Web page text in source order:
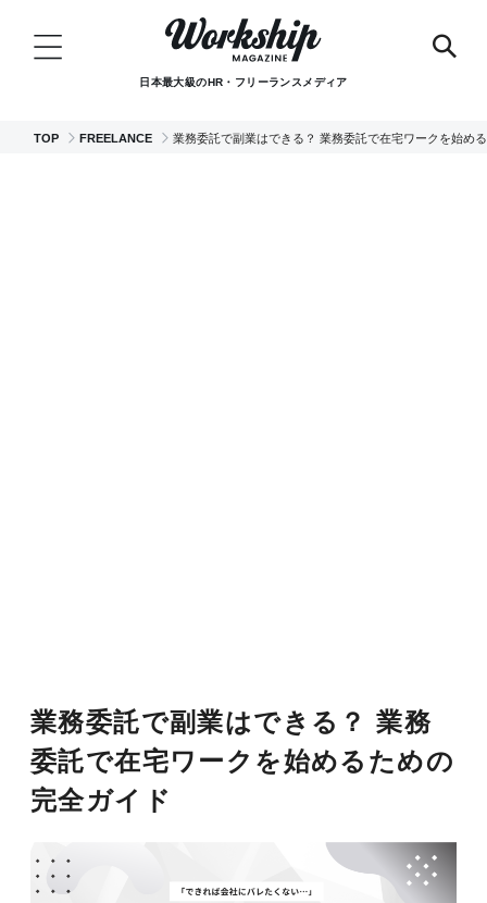
日本最大級のHR・フリーランスメディア
TOP FREELANCE 業務委託で副業はできる？ 業務委託で在宅ワークを始め
業務委託で副業はできる？ 業務
委託で在宅ワークを始めるための
完全ガイド